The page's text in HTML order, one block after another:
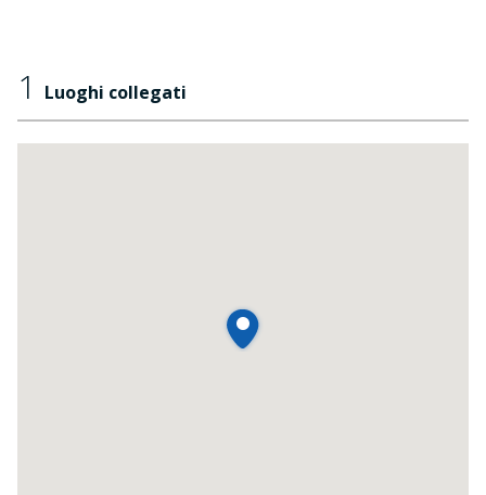
1 Luoghi collegati